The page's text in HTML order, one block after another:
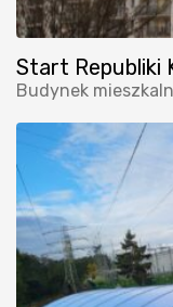
Start Republiki
Budynek